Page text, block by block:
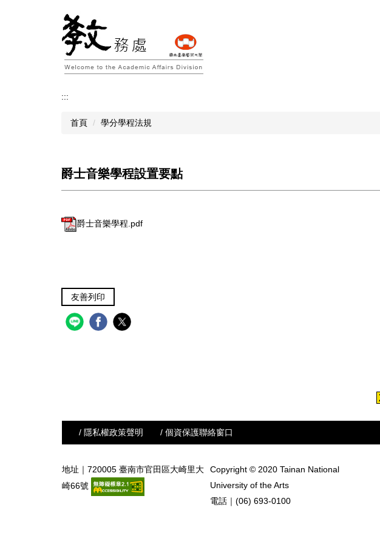
:::
首頁 學分學程法規
爵士音樂學程設置要點
爵士音樂學程.pdf
友善列印
/ 隱私權政策聲明 / 個資保護聯絡窗口
地址｜720005 臺南市官田區大崎里大
崎66號
Copyright © 2020 Tainan National
University of the Arts
電話｜(06) 693-0100